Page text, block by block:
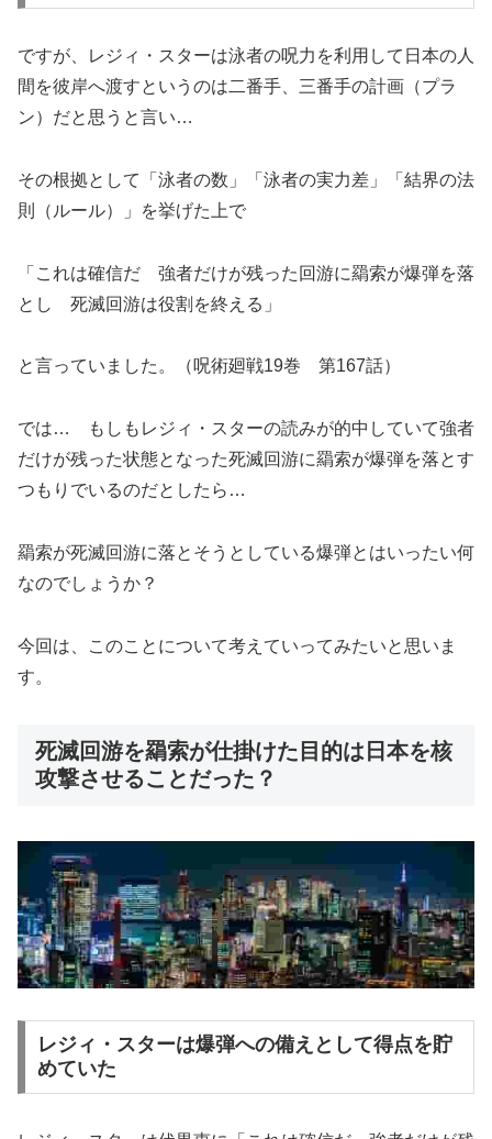
ですが、レジィ・スターは泳者の呪力を利用して日本の人
間を彼岸へ渡すというのは二番手、三番手の計画（プラ
ン）だと思うと言い…
その根拠として「泳者の数」「泳者の実力差」「結界の法
則（ルール）」を挙げた上で
「これは確信だ 強者だけが残った回游に羂索が爆弾を落
とし 死滅回游は役割を終える」
と言っていました。（呪術廻戦19巻 第167話）
では… もしもレジィ・スターの読みが的中していて強者
だけが残った状態となった死滅回游に羂索が爆弾を落とす
つもりでいるのだとしたら…
羂索が死滅回游に落とそうとしている爆弾とはいったい何
なのでしょうか？
今回は、このことについて考えていってみたいと思いま
す。
死滅回游を羂索が仕掛けた目的は日本を核
攻撃させることだった？
レジィ・スターは爆弾への備えとして得点を貯
めていた